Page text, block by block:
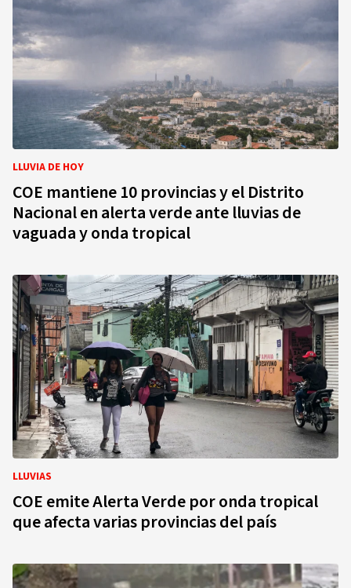
LLUVIA DE HOY
COE mantiene 10 provincias y el Distrito
Nacional en alerta verde ante lluvias de
vaguada y onda tropical
LLUVIAS
COE emite Alerta Verde por onda tropical
que afecta varias provincias del país